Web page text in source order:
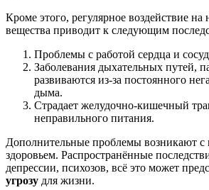
Кроме этого, регулярное воздействие на
вещества приводит к следующим
Проблемы с работой сердца и
Заболевания дыхательных путей,
развиваются из-за постоянного
дыма.
Страдает желудочно-кишечный
неправильного питания.
Дополнительные проблемы возникают с
здоровьем. Распространённые
депрессии, психозов, всё это может
угрозу для жизни.